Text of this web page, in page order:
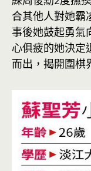
合其他人對她霸
事後她鼓起勇氣
心俱疲的她決定
而出，揭開圍棋